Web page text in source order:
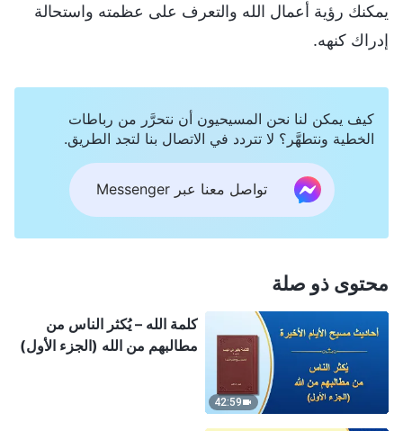
يمكنك رؤية أعمال الله والتعرف على عظمته واستحالة
إدراك كنهه.
كيف يمكن لنا نحن المسيحيون أن نتحرَّر من رباطات
الخطية ونتطهَّر؟ لا تتردد في الاتصال بنا لتجد الطريق.
تواصل معنا عبر Messenger
محتوى ذو صلة
42:59
كلمة الله – يُكثر الناس من
مطالبهم من الله (الجزء الأول)